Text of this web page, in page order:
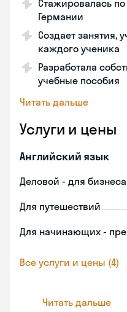
Стажировалась по
Германии
Создает занятия,
каждого ученика
Разработала
учебные пособия
Читать дальше
Услуги и цены
Английский язык
Деловой - для бизнеса
Для путешествий
Для начинающих -
Все услуги и цены (4)
Читать дальше